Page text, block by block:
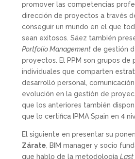
promover las competencias
dirección de proyectos a través
conseguir un mundo en el que
sean exitosos. Sáez también
Portfolio Managementde gestión
proyectos. El PPM son grupos de
individuales que comparten
desarrolló personal,
evolución en la gestión de
que los anteriores también
que lo certifica IPMA Spain en 4
El siguiente en presentar su
Zárate , BIM manager y socio
que hablo de la metodología Last